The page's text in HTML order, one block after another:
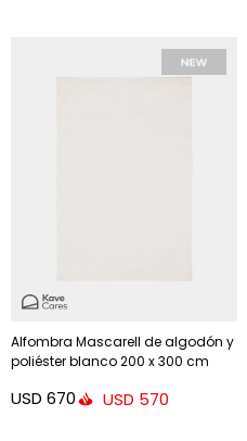
Alfombra Mascarell de algodón y
poliéster blanco 200 x 300 cm
USD 670 USD 570